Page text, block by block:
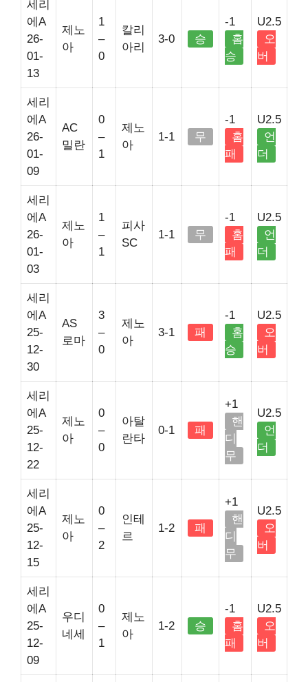
세리
에A
26-
01-
13
제노
아
1
–
0
칼리
아리
3-0 승
-1
홈
승
U2.5
오
버
세리
에A
26-
01-
09
AC
밀란
0
–
1
제노
아
1-1 무
-1
홈
패
U2.5
언
더
세리
에A
26-
01-
03
제노
아
1
–
1
피사
SC
1-1 무
-1
홈
패
U2.5
언
더
세리
에A
25-
12-
30
AS
로마
3
–
0
제노
아
3-1 패
-1
홈
승
U2.5
오
버
세리
에A
25-
12-
22
제노
아
0
–
0
아탈
란타
0-1 패
+1
핸
디
무
U2.5
언
더
세리
에A
25-
12-
15
제노
아
0
–
2
인테
르
1-2 패
+1
핸
디
무
U2.5
오
버
세리
에A
25-
12-
09
우디
네세
0
–
1
제노
아
1-2 승
-1
홈
패
U2.5
오
버